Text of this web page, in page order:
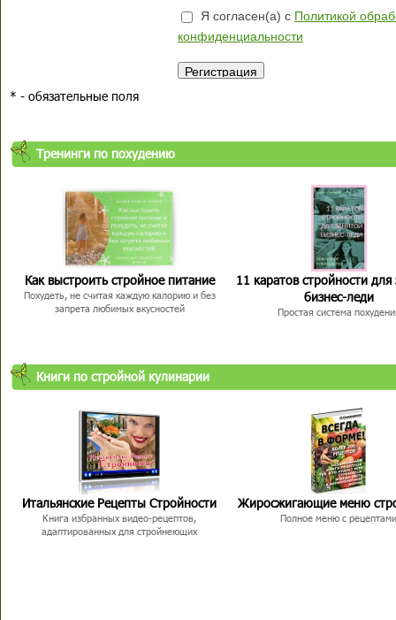
Я согласен(а) с Политикой
конфиденциальности
* - обязательные поля
Тренинги по похудению
Как выстроить стройное питание
Похудеть, не считая каждую калорию и без
запрета любимых вкусностей
11 каратов стройности для
бизнес-леди
Простая система
Книги по стройной кулинарии
Итальянские Рецепты Стройности
Книга избранных видео-рецептов,
адаптированных для стройнеющих
Жиросжигающие меню
Полное меню с рецептами